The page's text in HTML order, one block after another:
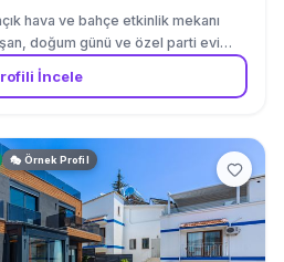
hava ve bahçe etkinlik mekanı
doğum günü ve özel parti evi
teras ve rustik iç mekan
sistemleri ve bahçe
İncele
🎭 Örnek Profil